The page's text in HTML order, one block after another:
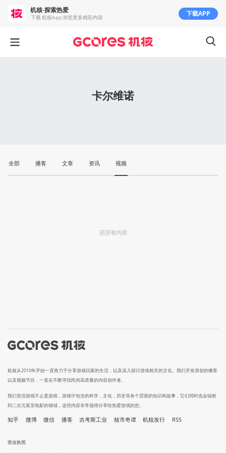
卡尔维诺
全部 播客 文章 资讯 视频
还没有内容
机核从2010年开始一直致力于分享游戏玩家的生活，以及深入探讨游戏相关的文化。我们开发原创的播客
以及视频节目，一直在不断寻找民间高质量的内容创作者。
我们坚信游戏不止是游戏，游戏中包含的科学，文化，历史等各个层面的知识和故事，它们同时也会辐射
到二次元甚至电影的领域，这些内容非常值得分享给热爱游戏的您。
知乎 微博 微信 播客 吉考斯工业 核市奇谭 机核发行 RSS
营业执照
机核-探索热爱
下载 机核App 浏览更多精彩内容 下载APP